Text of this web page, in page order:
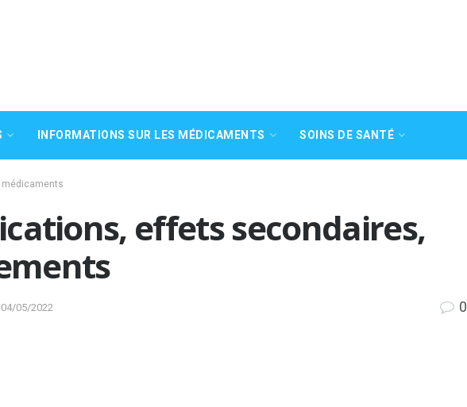
INFORMATIONS SUR LES MÉDICAMENTS SOINS DE SANTÉ
médicaments
effets secondaires,
04/05/2022 0